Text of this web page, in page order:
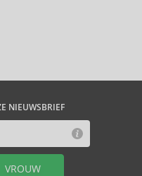
NIEUWSBRIEF
VROUW